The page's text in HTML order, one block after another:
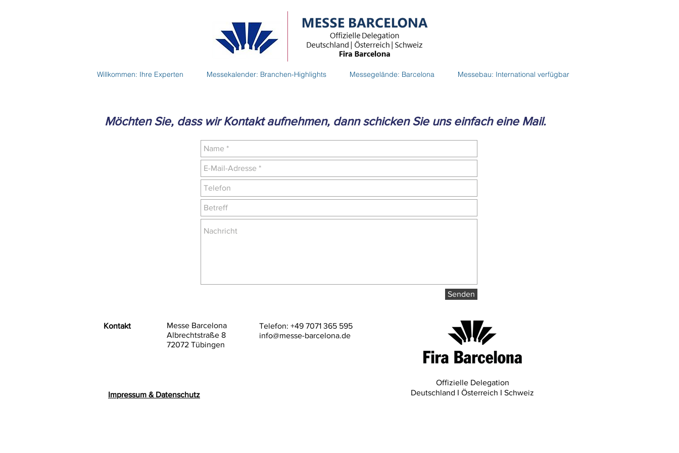
Willkommen: Ihre Experten Messekalender: Branchen-Highlights Messegelände: Barcelona Messebau: International verfügbar
Möchten Sie, dass wir Kontakt aufnehmen, dann schicken Sie uns einfach eine Mail.
Senden
Kontakt
Messe Barcelona
Albrechtstraße 8
72072 Tübingen
Impressum & Datenschutz
Telefon: +49 7071 365 595
info@messe-barcelona.de
Offizielle Delegation
Deutschland І Österreich І Schweiz